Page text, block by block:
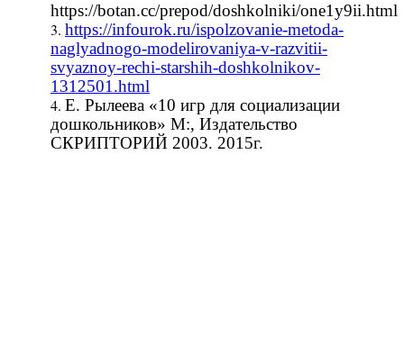
https://botan.cc/prepod/doshkolniki/one1y9ii.html
https://infourok.ru/ispolzovanie-metoda-
naglyadnogo-modelirovaniya-v-razvitii-
svyaznoy-rechi-starshih-doshkolnikov-
1312501.html
Е. Рылеева «10 игр для социализации
дошкольников» М:, Издательство
СКРИПТОРИЙ 2003. 2015г.